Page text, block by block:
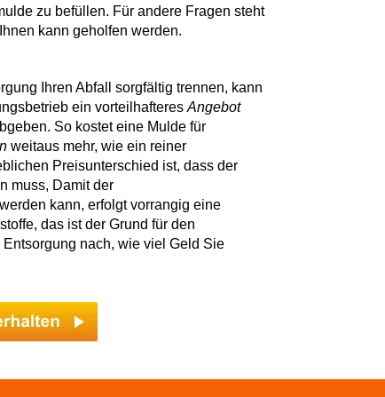
zu befüllen. Für andere Fragen steht
kann geholfen werden.
Ihren Abfall sorgfältig trennen, kann
ein vorteilhafteres Angebot
So kostet eine Mulde für
weitaus mehr, wie ein reiner
Preisunterschied ist, dass der
muss, Damit der
kann, erfolgt vorrangig eine
das ist der Grund für den
nach, wie viel Geld Sie